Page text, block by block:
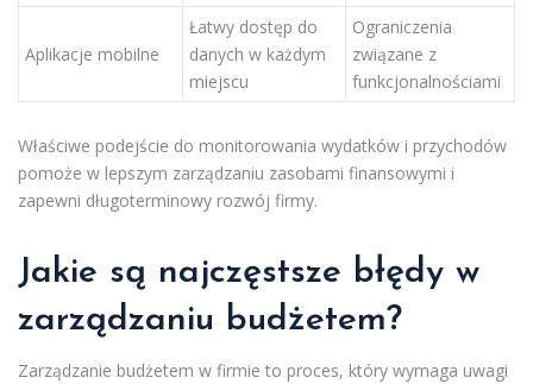
Aplikacje mobilne
Łatwy dostęp do
danych w każdym
miejscu
Ograniczenia
związane z
funkcjonalnościami
Właściwe podejście do monitorowania wydatków i przychodów
pomoże w lepszym zarządzaniu zasobami finansowymi i
zapewni długoterminowy rozwój firmy.
Jakie są najczęstsze błędy w
zarządzaniu budżetem?
Zarządzanie budżetem w firmie to proces, który wymaga uwagi